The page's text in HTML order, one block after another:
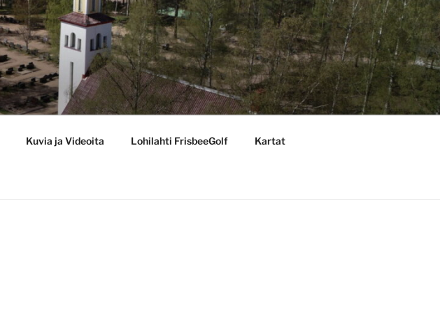
Kuvia ja Videoita Lohilahti FrisbeeGolf Kartat